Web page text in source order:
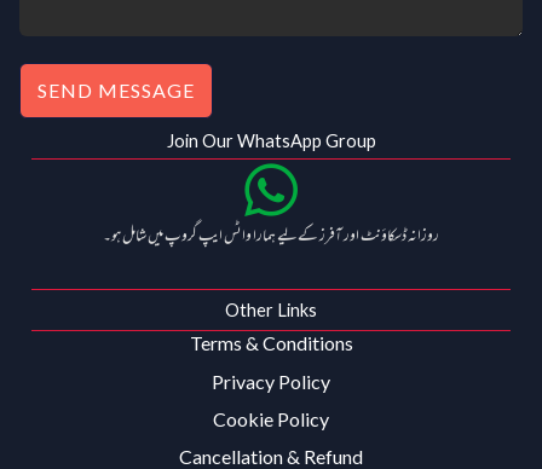
SEND MESSAGE
Join Our WhatsApp Group
روزانہ ڈسکاؤنٹ اور آفرز کے لیے ہمارا واٹس ایپ گروپ میں شامل ہو۔
Other Links
Terms & Conditions
Privacy Policy
Cookie Policy
Cancellation & Refund